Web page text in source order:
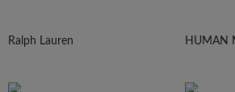
Ralph Lauren HUMAN